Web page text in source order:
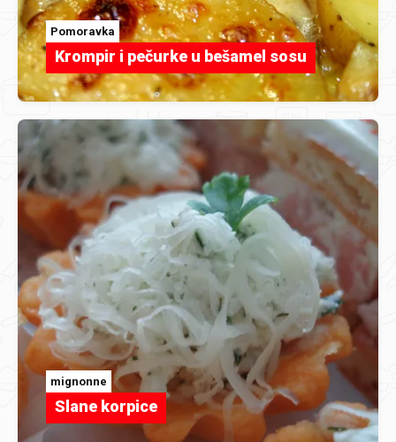
Pomoravka
Krompir i pečurke u bešamel sosu
mignonne
Slane korpice